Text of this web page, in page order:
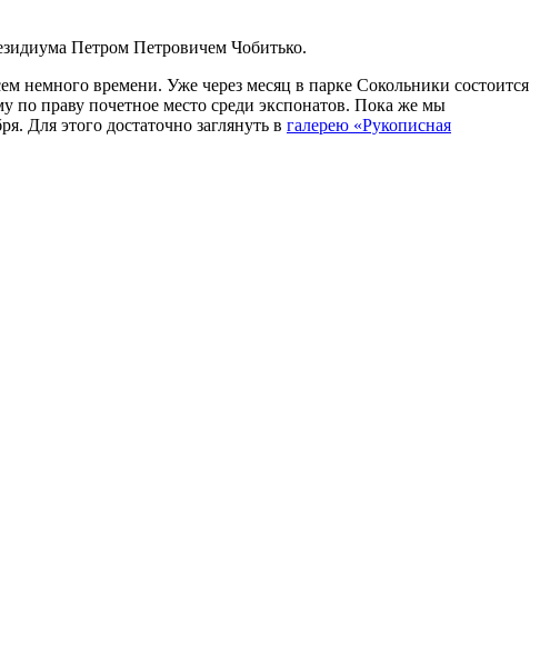
Петром Петровичем Чобитько.
немного времени. Уже через месяц в парке Сокольники состоится
по праву почетное место среди экспонатов. Пока же мы
Для этого достаточно заглянуть в галерею «Рукописная